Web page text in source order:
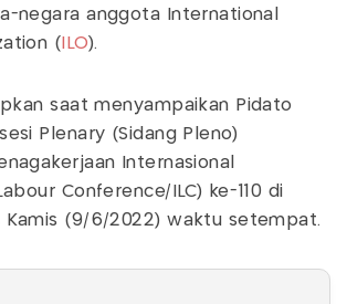
negara anggota International
( ILO).
saat menyampaikan Pidato
Plenary (Sidang Pleno)
Internasional
Conference/ILC) ke-110 di
Kamis (9/6/2022) waktu setempat.